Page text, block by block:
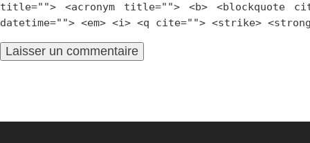
title=""> <acronym title=""> <b> <blockquote
datetime=""> <em> <i> <q cite=""> <strike>